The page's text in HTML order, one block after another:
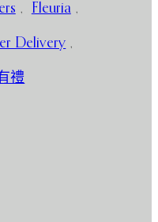
, Fleuria ,
Delivery ,
禮